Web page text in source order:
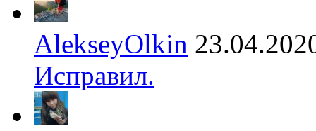
AlekseyOlkin
Исправил.